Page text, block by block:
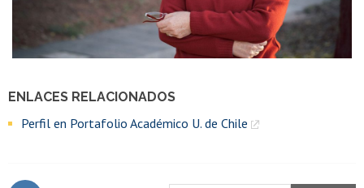
ENLACES RELACIONADOS
Perfil en Portafolio Académico U. de Chile